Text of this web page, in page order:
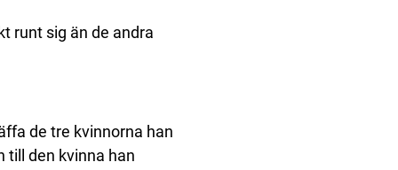
runt sig än de andra
de tre kvinnorna han
till den kvinna han